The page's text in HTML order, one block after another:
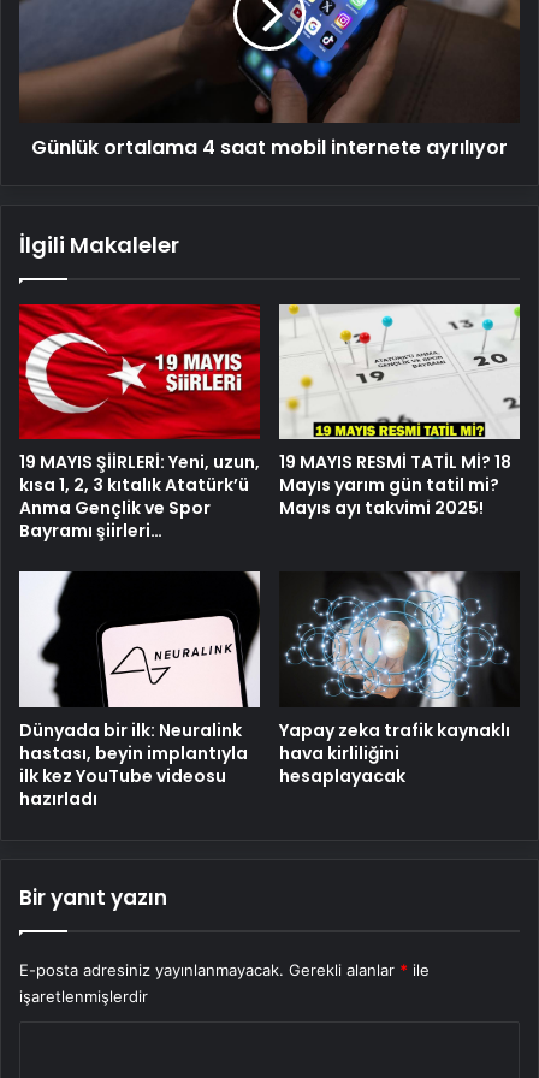
ayrılıyor
Günlük ortalama 4 saat mobil internete ayrılıyor
İlgili Makaleler
19 MAYIS ŞİİRLERİ: Yeni, uzun,
kısa 1, 2, 3 kıtalık Atatürk’ü
Anma Gençlik ve Spor
Bayramı şiirleri…
19 MAYIS RESMİ TATİL Mİ? 18
Mayıs yarım gün tatil mi?
Mayıs ayı takvimi 2025!
Dünyada bir ilk: Neuralink
hastası, beyin implantıyla
ilk kez YouTube videosu
hazırladı
Yapay zeka trafik kaynaklı
hava kirliliğini
hesaplayacak
Bir yanıt yazın
E-posta adresiniz yayınlanmayacak. Gerekli alanlar * ile
işaretlenmişlerdir